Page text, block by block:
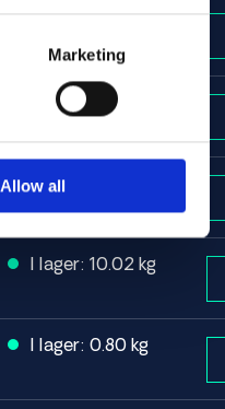
Marketing
Allow all
I lager: 163.10 kg
I lager: 14.17 kg
I lager: 71.04 kg
I lager: 10.02 kg
I lager: 0.80 kg